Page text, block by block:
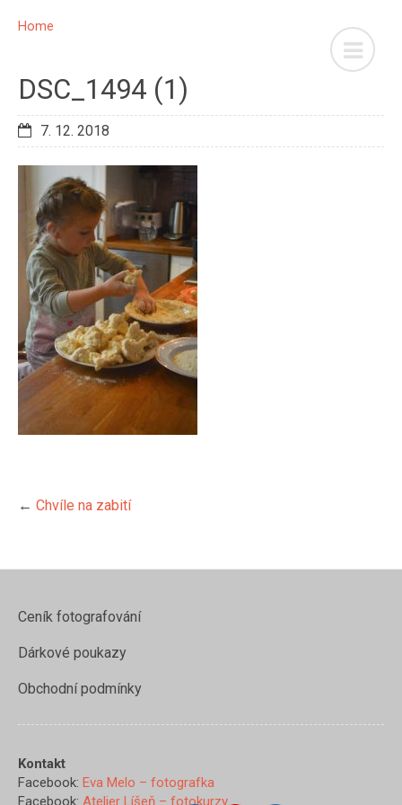
Home
DSC_1494 (1)
7. 12. 2018
← Chvíle na zabití
Ceník fotografování
Dárkové poukazy
Obchodní podmínky
Kontakt
Facebook: Eva Melo – fotografka
Facebook: Atelier Líšeň – fotokurzy